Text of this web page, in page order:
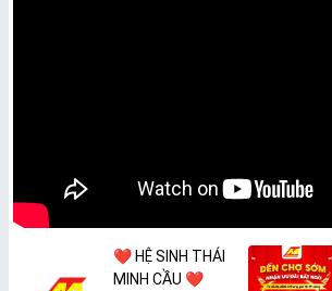
❤️ HỆ SINH THÁI
MINH CẦU ❤️